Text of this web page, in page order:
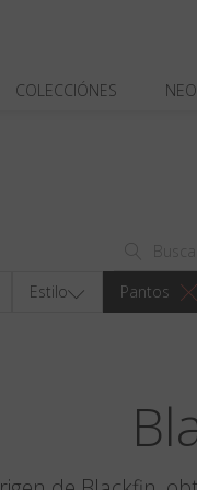
COLECCIÓNES
Estilo Pantos